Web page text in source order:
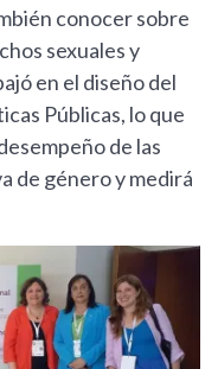
conocer sobre
sexuales y
en el diseño del
Públicas, lo que
de las
de género y medirá